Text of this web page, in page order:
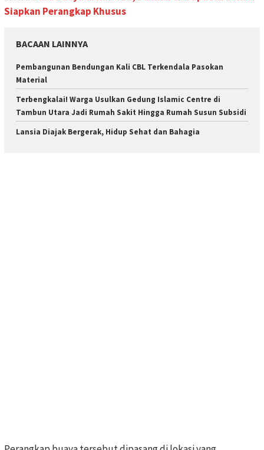
Siapkan Perangkap Khusus
BACAAN LAINNYA
Pembangunan Bendungan Kali CBL Terkendala Pasokan
Material
Terbengkalai! Warga Usulkan Gedung Islamic Centre di
Tambun Utara Jadi Rumah Sakit Hingga Rumah Susun Subsidi
Lansia Diajak Bergerak, Hidup Sehat dan Bahagia